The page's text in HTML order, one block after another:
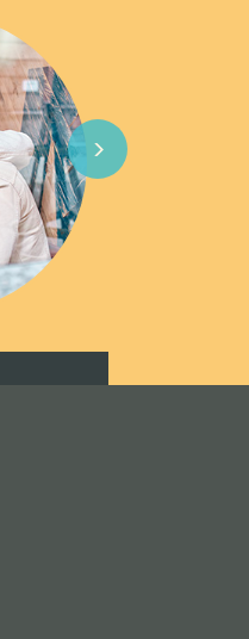
Next